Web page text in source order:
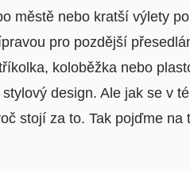
městě nebo kratší výlety
pro pozdější
koloběžka nebo
design. Ale jak se v
stojí za to. Tak pojďme na